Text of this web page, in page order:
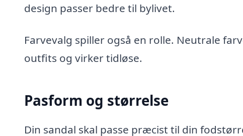
design passer bedre til bylivet.
Farvevalg spiller også en rolle. Neutrale
outfits og virker tidløse.
Pasform og størrelse
Din sandal skal passe præcist til din